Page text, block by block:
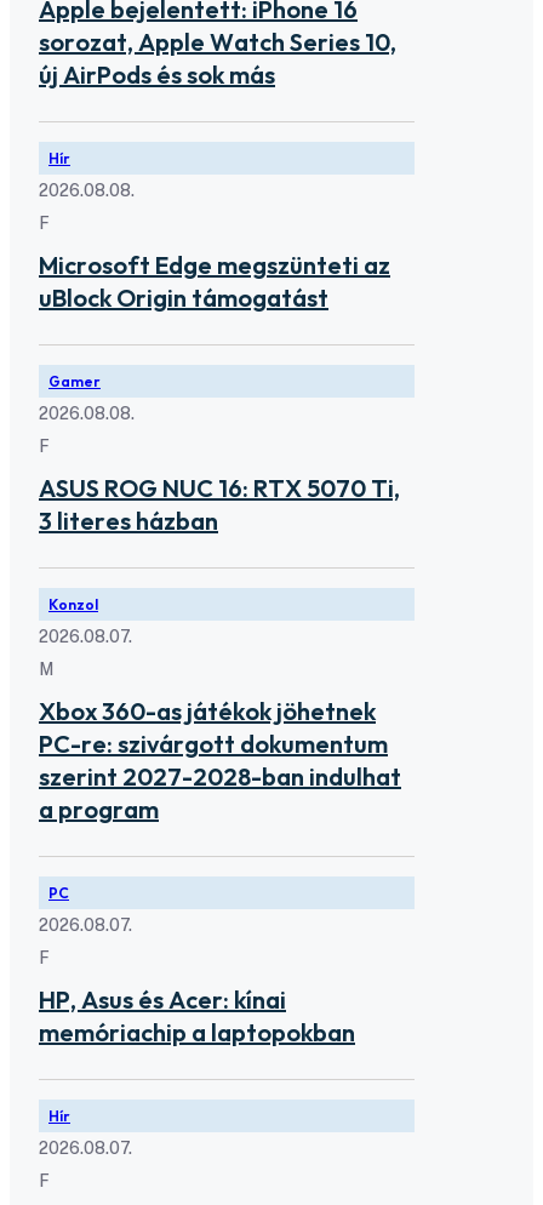
Apple bejelentett: iPhone 16
sorozat, Apple Watch Series 10,
új AirPods és sok más
Hír
2026.08.08.
F
Microsoft Edge megszünteti az
uBlock Origin támogatást
Gamer
2026.08.08.
F
ASUS ROG NUC 16: RTX 5070 Ti,
3 literes házban
Konzol
2026.08.07.
M
Xbox 360-as játékok jöhetnek
PC-re: szivárgott dokumentum
szerint 2027-2028-ban indulhat
a program
PC
2026.08.07.
F
HP, Asus és Acer: kínai
memóriachip a laptopokban
Hír
2026.08.07.
F